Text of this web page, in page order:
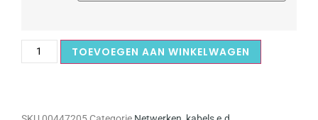
TOEVOEGEN AAN WINKELWAGEN